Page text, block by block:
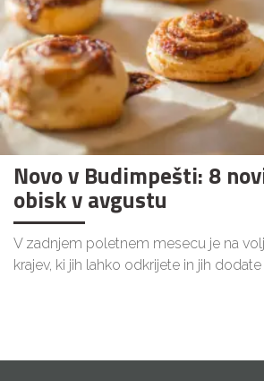
Novo v Budimpešti: 8
obisk v avgustu
V zadnjem poletnem mesecu je na
krajev, ki jih lahko odkrijete in jih dodate